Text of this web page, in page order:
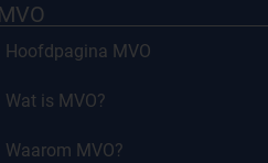
Hoofdpagina MVO
Wat is MVO?
Waarom MVO?